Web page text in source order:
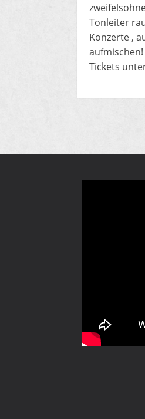
Tonleiter
Konzerte ,
aufmischen!
Tickets